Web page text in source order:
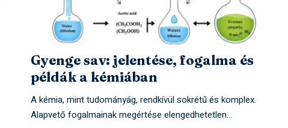
Gyenge sav: jelentése, fogalma és
példák a kémiában
A kémia, mint tudományág, rendkívül sokrétű és komplex.
Alapvető fogalmainak megértése elengedhetetlen…